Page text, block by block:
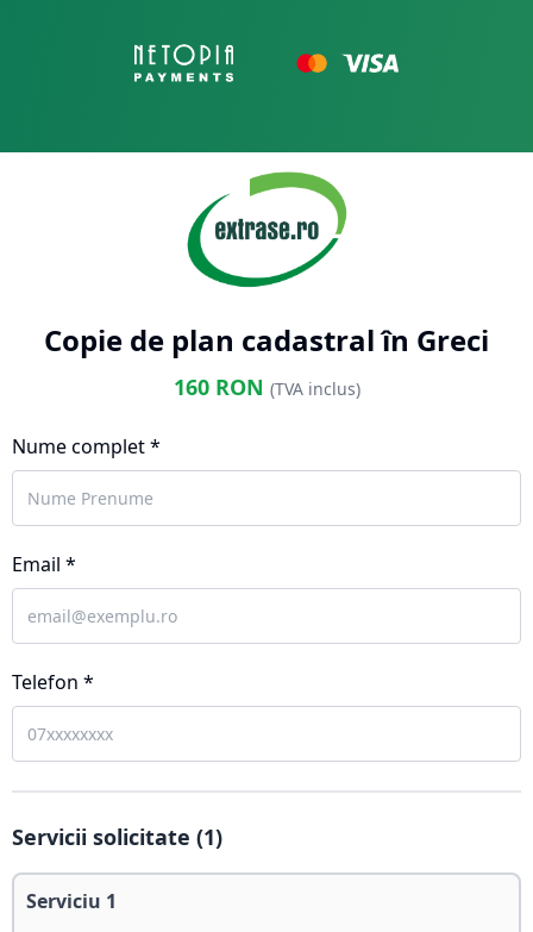
Copie de plan cadastral în Greci
160RON (TVA inclus)
Nume complet *
Email *
Telefon *
Servicii solicitate (1)
Serviciu 1